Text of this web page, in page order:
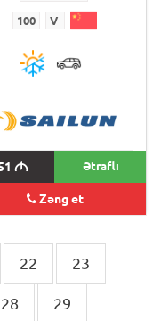
100 V
M Ətraflı
Zəng et
22 23
28 29